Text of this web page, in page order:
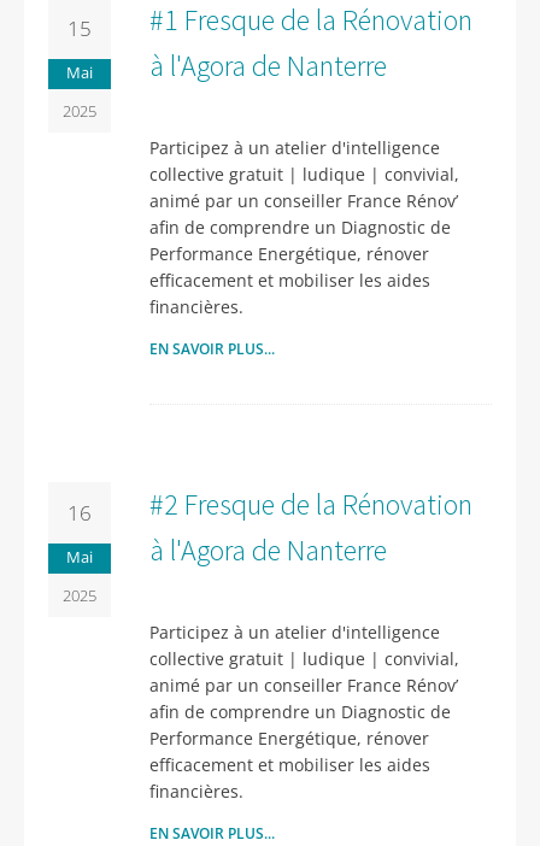
15
Mai
2025
#1 Fresque de la Rénovation
à l'Agora de Nanterre
Participez à un atelier d'intelligence
collective gratuit | ludique | convivial,
animé par un conseiller France Rénov’
afin de comprendre un Diagnostic de
Performance Energétique, rénover
efficacement et mobiliser les aides
financières.
EN SAVOIR PLUS...
16
Mai
2025
#2 Fresque de la Rénovation
à l'Agora de Nanterre
Participez à un atelier d'intelligence
collective gratuit | ludique | convivial,
animé par un conseiller France Rénov’
afin de comprendre un Diagnostic de
Performance Energétique, rénover
efficacement et mobiliser les aides
financières.
EN SAVOIR PLUS...